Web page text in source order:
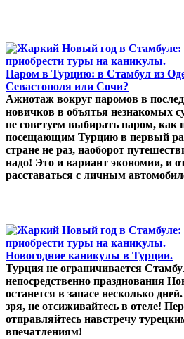
Паром в Турцию: в Стамбул из
Севастополя или Сочи?
Ажиотаж вокруг паромов в
новичков в объятья незнакомых
не советуем выбирать паром, как
посещающим Турцию в первый
стране не раз, наоборот
надо! Это и вариант экономии, и
расставаться с личным
Новогодние каникулы в Турции.
Турция не ограничивается
непосредственно празднования
останется в запасе несколько
зря, не отсиживайтесь в отеле!
отправляйтесь навстречу
впечатлениям!